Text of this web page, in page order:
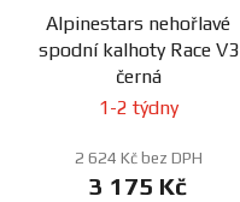
Alpinestars nehořlavé
spodní kalhoty Race V3
černá
1-2 týdny
2 624 Kč bez DPH
3 175 Kč